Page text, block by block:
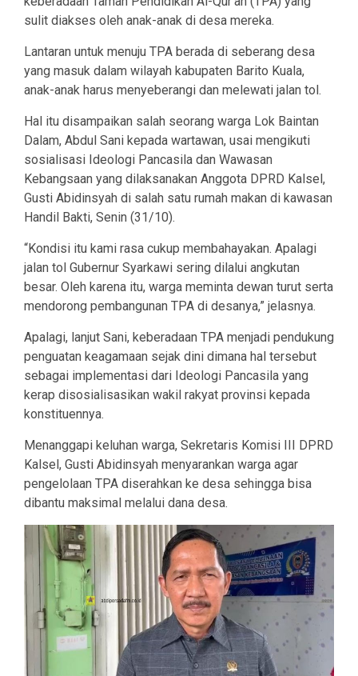
sulit diakses oleh anak-anak di desa mereka.
Lantaran untuk menuju TPA berada di seberang desa
yang masuk dalam wilayah kabupaten Barito Kuala,
anak-anak harus menyeberangi dan melewati jalan tol.
Hal itu disampaikan salah seorang warga Lok Baintan
Dalam, Abdul Sani kepada wartawan, usai mengikuti
sosialisasi Ideologi Pancasila dan Wawasan
Kebangsaan yang dilaksanakan Anggota DPRD Kalsel,
Gusti Abidinsyah di salah satu rumah makan di kawasan
Handil Bakti, Senin (31/10).
“Kondisi itu kami rasa cukup membahayakan. Apalagi
jalan tol Gubernur Syarkawi sering dilalui angkutan
besar. Oleh karena itu, warga meminta dewan turut serta
mendorong pembangunan TPA di desanya,” jelasnya.
Apalagi, lanjut Sani, keberadaan TPA menjadi pendukung
penguatan keagamaan sejak dini dimana hal tersebut
sebagai implementasi dari Ideologi Pancasila yang
kerap disosialisasikan wakil rakyat provinsi kepada
konstituennya.
Menanggapi keluhan warga, Sekretaris Komisi III DPRD
Kalsel, Gusti Abidinsyah menyarankan warga agar
pengelolaan TPA diserahkan ke desa sehingga bisa
dibantu maksimal melalui dana desa.